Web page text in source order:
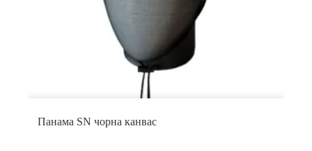
Панама SN чорна канвас